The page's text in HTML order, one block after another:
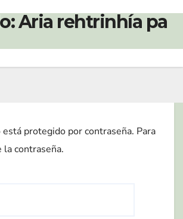
Aria rehtrinhía pa
protegido por contraseña. Para
contraseña.